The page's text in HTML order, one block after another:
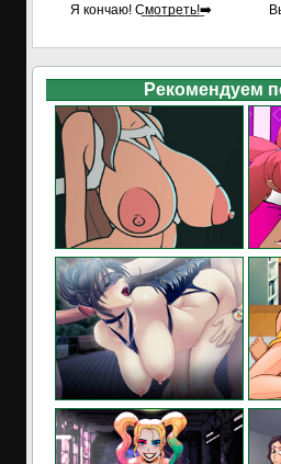
Я кончаю! С͟м͟о͟т͟р͟е͟т͟ь͟!➡️
Рекомендуем